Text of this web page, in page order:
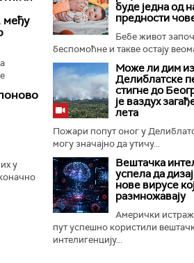
међу
у
буде једна од
предности
Бебе живот
беспомоћне и такве остају
Може ли дим из
Делиблатске
стигне до
је ваздух
лета
Пожари попут оног у
могу значајно да утичу...
Вештачка
успела да
нове вирусе
размножавају
Амерички
пут успешно користили
интелигенцију...